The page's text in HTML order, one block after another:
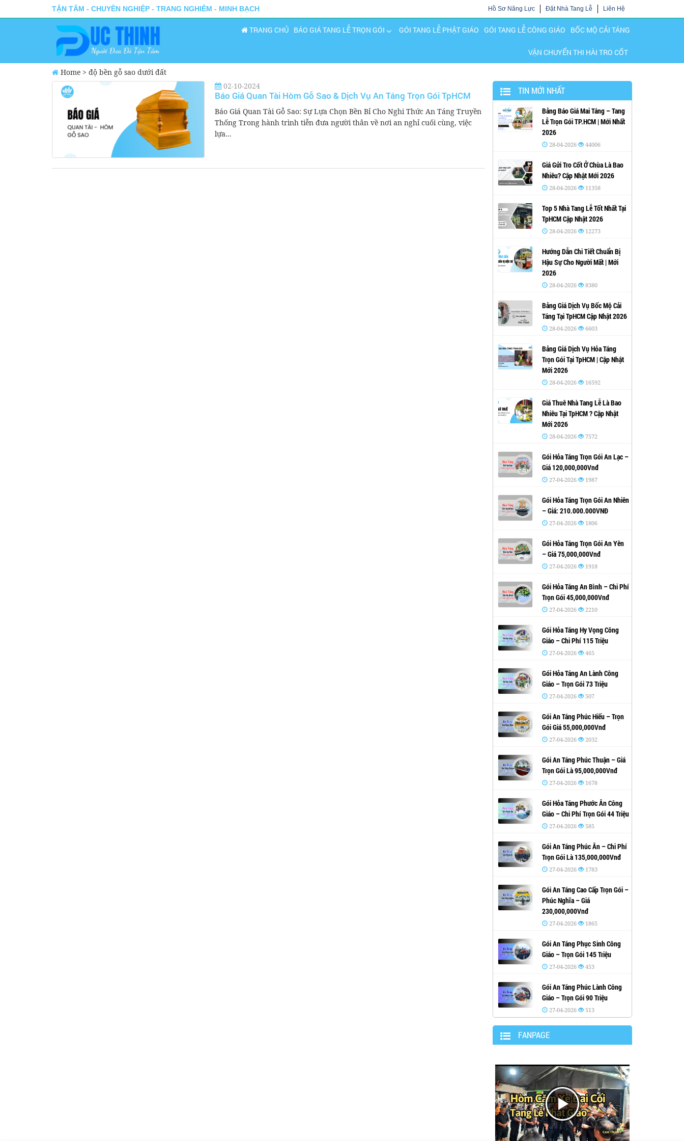
TẬN TÂM - CHUYÊN NGHIỆP - TRANG NGHIÊM - MINH BẠCH Hồ Sơ Năng Lực Đặt Nhà Tang Lễ Liên Hệ
TRANG CHỦ BÁO GIÁ TANG LỄ TRỌN GÓI GÓI TANG LỄ PHẬT GIÁO GÓI TANG LỄ CÔNG GIÁO BỐC MỘ CẢI TÁNG
VẬN CHUYỂN THI HÀI TRO CỐT
Home > độ bền gỗ sao dưới đất
02-10-2024
Báo Giá Quan Tài Hòm Gỗ Sao & Dịch Vụ An Táng Trọn Gói TpHCM
Báo Giá Quan Tài Gỗ Sao: Sự Lựa Chọn Bền Bỉ Cho Nghi Thức An Táng Truyền
Thống Trong hành trình tiễn đưa người thân về nơi an nghỉ cuối cùng, việc
lựa...
TIN MỚI NHẤT
Bảng Báo Giá Mai Táng – Tang
Lễ Trọn Gói TP.HCM | Mới Nhất
2026
28-04-2026 44006
Giá Gửi Tro Cốt Ở Chùa Là Bao
Nhiêu? Cập Nhật Mới 2026
28-04-2026 11358
Top 5 Nhà Tang Lễ Tốt Nhất Tại
TpHCM Cập Nhật 2026
28-04-2026 12273
Hướng Dẫn Chi Tiết Chuẩn Bị
Hậu Sự Cho Người Mất | Mới
2026
28-04-2026 8380
Bảng Giá Dịch Vụ Bốc Mộ Cải
Táng Tại TpHCM Cập Nhật 2026
28-04-2026 6603
Bảng Giá Dịch Vụ Hỏa Táng
Trọn Gói Tại TpHCM | Cập Nhật
Mới 2026
28-04-2026 16592
Giá Thuê Nhà Tang Lễ Là Bao
Nhiêu Tại TpHCM ? Cập Nhật
Mới 2026
28-04-2026 7572
Gói Hỏa Táng Trọn Gói An Lạc –
Giá 120,000,000Vnđ
27-04-2026 1987
Gói Hỏa Táng Trọn Gói An Nhiên
– Giá: 210.000.000VNĐ
27-04-2026 1806
Gói Hỏa Táng Trọn Gói An Yên
– Giá 75,000,000Vnđ
27-04-2026 1918
Gói Hỏa Táng An Bình – Chi Phí
Trọn Gói 45,000,000Vnđ
27-04-2026 2210
Gói Hỏa Táng Hy Vọng Công
Giáo – Chi Phí 115 Triệu
27-04-2026 465
Gói Hỏa Táng An Lành Công
Giáo – Trọn Gói 73 Triệu
27-04-2026 507
Gói An Táng Phúc Hiếu – Trọn
Gói Giá 55,000,000Vnđ
27-04-2026 2032
Gói An Táng Phúc Thuận – Giá
Trọn Gói Là 95,000,000Vnđ
27-04-2026 1678
Gói Hỏa Táng Phước Ân Công
Giáo – Chi Phí Trọn Gói 44 Triệu
27-04-2026 585
Gói An Táng Phúc Ân – Chi Phí
Trọn Gói Là 135,000,000Vnđ
27-04-2026 1783
Gói An Táng Cao Cấp Trọn Gói –
Phúc Nghĩa – Giá
230,000,000Vnđ
27-04-2026 1865
Gói An Táng Phục Sinh Công
Giáo – Trọn Gói 145 Triệu
27-04-2026 453
Gói An Táng Phúc Lành Công
Giáo – Trọn Gói 90 Triệu
27-04-2026 513
FANPAGE